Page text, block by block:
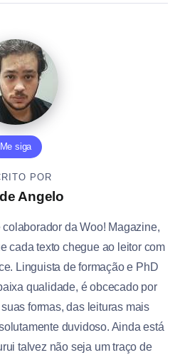
Me siga
POR
Angelo
da Woo! Magazine,
cada texto chegue ao leitor com
Linguista de formação e PhD
qualidade, é obcecado por
formas, das leituras mais
duvidoso. Ainda está
talvez não seja um traço de